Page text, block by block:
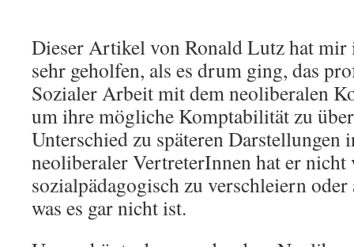
Dieser Artikel von Ronald Lutz hat
sehr geholfen, als es drum ging, das
Sozialer Arbeit mit dem neoliberalen
um ihre mögliche Komptabilität zu
Unterschied zu späteren Darstellungen
neoliberaler VertreterInnen hat er nicht
sozialpädagogisch zu verschleiern oder
was es gar nicht ist.